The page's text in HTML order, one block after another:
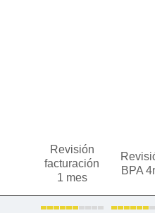
Revisión
facturación
1 mes
BPA